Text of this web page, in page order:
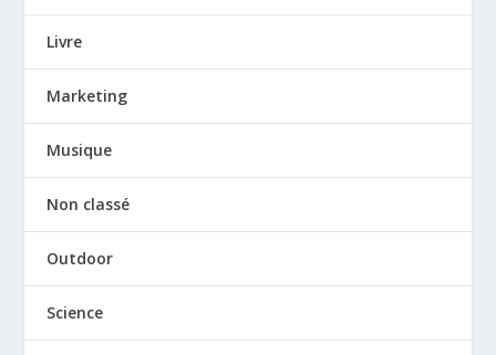
Livre
Marketing
Musique
Non classé
Outdoor
Science